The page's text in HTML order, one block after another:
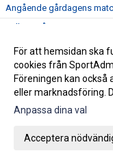
Angående gårdagens
Kalle är på semester
Klubbchefen Helena
FitLine är ny
ÄFF söker
Flera lag drar igång igen
Vinnare i 50/50 lotteriet 29/
För att hemsidan ska
cookies från
Föreningen kan
eller marknadsföring.
Anpassa dina val
Acceptera